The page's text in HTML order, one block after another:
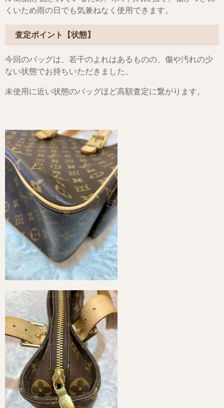
くいため雨の日でも気兼ねなく使用できます。
査定ポイント【状態】
今回のバッグは、若干のよれはあるものの、傷や汚れの少
ない状態でお持ちいただきました。
未使用に近い状態のバッグほど高額査定に繋がります。